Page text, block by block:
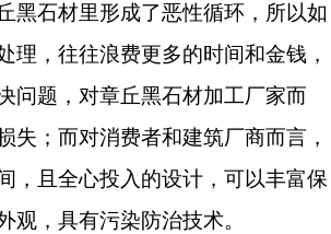
黑石材里形成了恶性循环，所以如
理，往往浪费更多的时间和金钱，
问题，对章丘黑石材加工厂家而
失；而对消费者和建筑厂商而言，
，且全心投入的设计，可以丰富保
观，具有污染防治技术。